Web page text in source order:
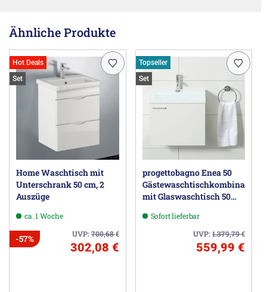
Ähnliche Produkte
Hot Deals
Set
Home Waschtisch mit
Unterschrank 50 cm, 2
Auszüge
ca. 1 Woche
UVP:700,68€
-57%
302,08 €
Topseller
Set
progettobagno Enea 50
Gästewaschtischkombination
mit Glaswaschtisch 50
Sofort lieferbar
UVP:1.379,79€
559,99 €